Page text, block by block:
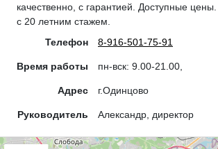
качественно, с гарантией. Доступные
с 20 летним стажем.
Телефон
8-916-501-75-91
Время работы пн-вск: 9.00-21.00,
Адрес г.Одинцово
Руководитель Александр, директор